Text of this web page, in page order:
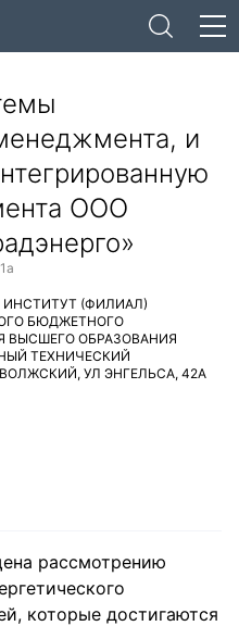
и
ООО
(ФИЛИАЛ)
БЮДЖЕТНОГО
ВЫСШЕГО ОБРАЗОВАНИЯ
ТЕХНИЧЕСКИЙ
ВОЛЖСКИЙ, УЛ ЭНГЕЛЬСА, 42А
рассмотрению
которые достигаются